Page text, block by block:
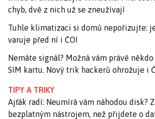
chyb, dvě z nich už se zneužívají
Tuhle klimatizaci si domů nepořizujte:
varuje před ní i ČOI
Nemáte signál? Možná vám právě
SIM kartu. Nový trik hackerů ohrožuje i
TIPY A TRIKY
Ajťák radí: Neumírá vám náhodou disk?
bezplatným nástrojem, než přijdete o